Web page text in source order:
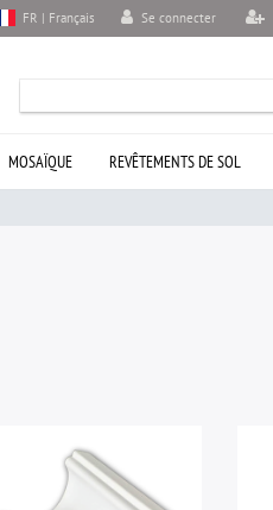
Se connecter
FR | Français
MOSAÏQUE REVÊTEMENTS DE SOL